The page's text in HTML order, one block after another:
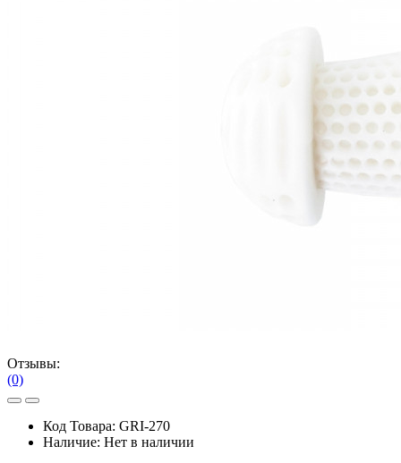
Отзывы:
(0)
Код Товара: GRI-270
Наличие: Нет в наличии